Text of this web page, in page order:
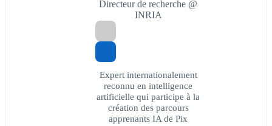
Directeur de recherche @
INRIA
Expert internationalement
reconnu en intelligence
artificielle qui participe à la
création des parcours
apprenants IA de Pix